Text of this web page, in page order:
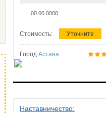
00.00.0000
Стоимость: Уточните
Город Астана
Наставничество: